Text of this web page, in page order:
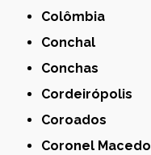
Colômbia
Conchal
Conchas
Cordeirópolis
Coroados
Coronel Macedo